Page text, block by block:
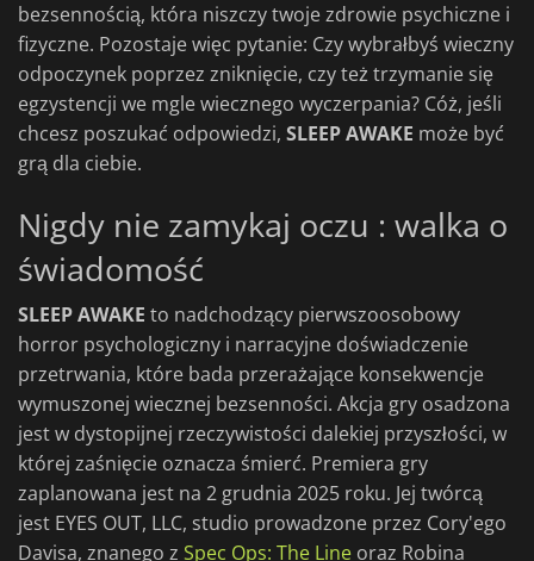
bezsennością, która niszczy twoje zdrowie psychiczne i
fizyczne. Pozostaje więc pytanie: Czy wybrałbyś wieczny
odpoczynek poprzez zniknięcie, czy też trzymanie się
egzystencji we mgle wiecznego wyczerpania? Cóż, jeśli
chcesz poszukać odpowiedzi, SLEEP AWAKE może być
grą dla ciebie.
Nigdy nie zamykaj oczu : walka o
świadomość
SLEEP AWAKE to nadchodzący pierwszoosobowy
horror psychologiczny i narracyjne doświadczenie
przetrwania, które bada przerażające konsekwencje
wymuszonej wiecznej bezsenności. Akcja gry osadzona
jest w dystopijnej rzeczywistości dalekiej przyszłości, w
której zaśnięcie oznacza śmierć. Premiera gry
zaplanowana jest na 2 grudnia 2025 roku. Jej twórcą
jest EYES OUT, LLC, studio prowadzone przez Cory'ego
Davisa, znanego z Spec Ops: The Line oraz Robina